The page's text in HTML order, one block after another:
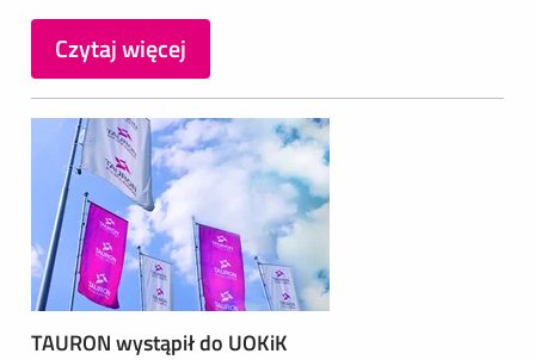
Czytaj więcej
TAURON wystąpił do UOKiK